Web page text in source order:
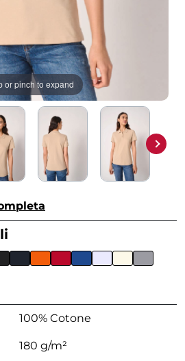
or pinch to expand
100% Cotone
180 g/m²